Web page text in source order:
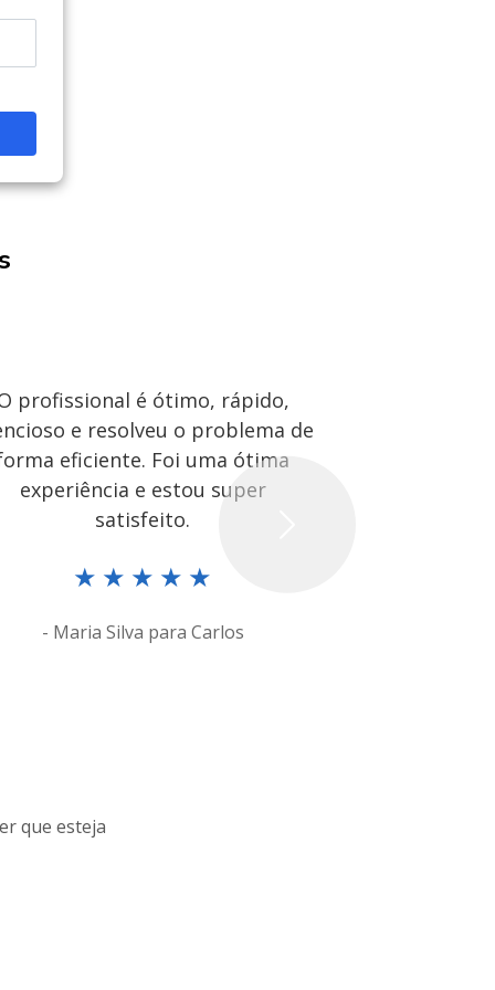
profissional é ótimo, rápido,
e resolveu o problema de
eficiente. Foi uma ótima
experiência e estou super
satisfeito.
★ ★ ★ ★ ★
- Maria Silva para Carlos
que esteja